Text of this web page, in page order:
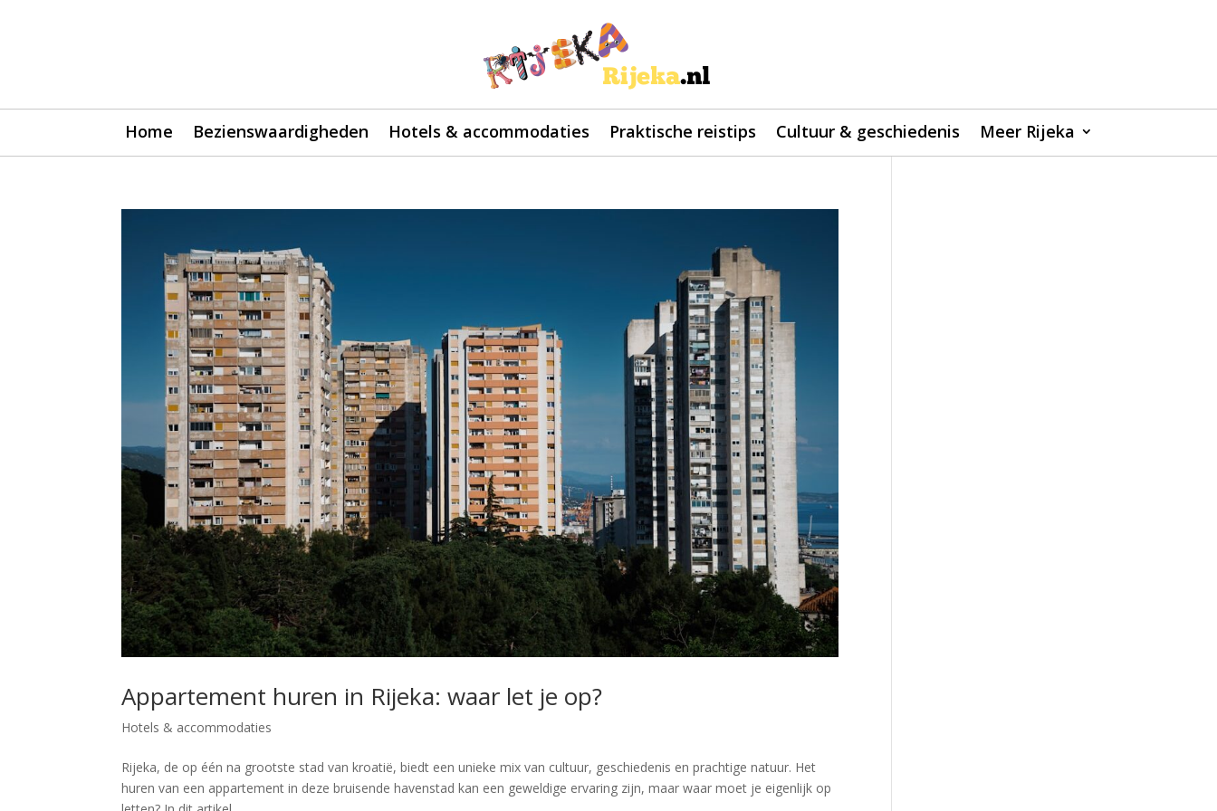
Home Bezienswaardigheden Hotels & accommodaties Praktische reistips Cultuur & geschiedenis Meer Rijeka
Appartement huren in Rijeka: waar let je op?
Hotels & accommodaties
Rijeka, de op één na grootste stad van kroatië, biedt een unieke mix van cultuur, geschiedenis en prachtige natuur. Het
huren van een appartement in deze bruisende havenstad kan een geweldige ervaring zijn, maar waar moet je eigenlijk op